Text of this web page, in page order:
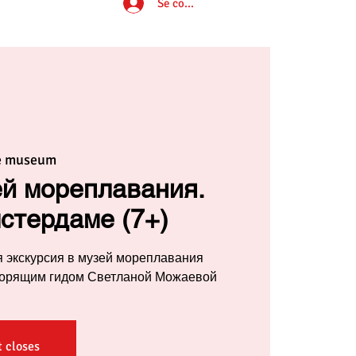
мореплавания.
(7+)
в музей мореплавания
гидом Светланой Можаевой
closes